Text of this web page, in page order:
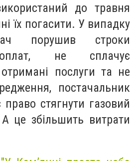
до травня
їх погасити. У випадку
порушив строки
не сплачує
послуги та не
постачальник
право стягнути газовий
це збільшить витрати